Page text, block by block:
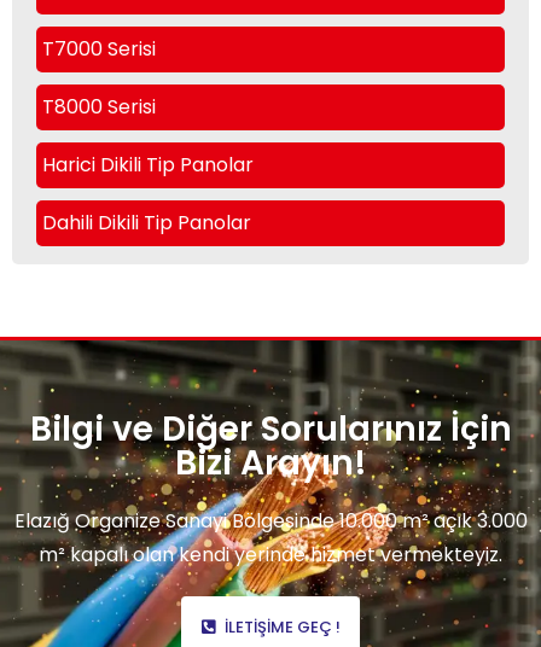
T7000 Serisi
T8000 Serisi
Harici Dikili Tip Panolar
Dahili Dikili Tip Panolar
Bilgi ve Diğer Sorularınız İçin
Bizi Arayın!
Elazığ Organize Sanayi Bölgesinde 10.000 m² açık 3.000
m² kapalı olan kendi yerinde hizmet vermekteyiz.
İLETIŞIME GEÇ !